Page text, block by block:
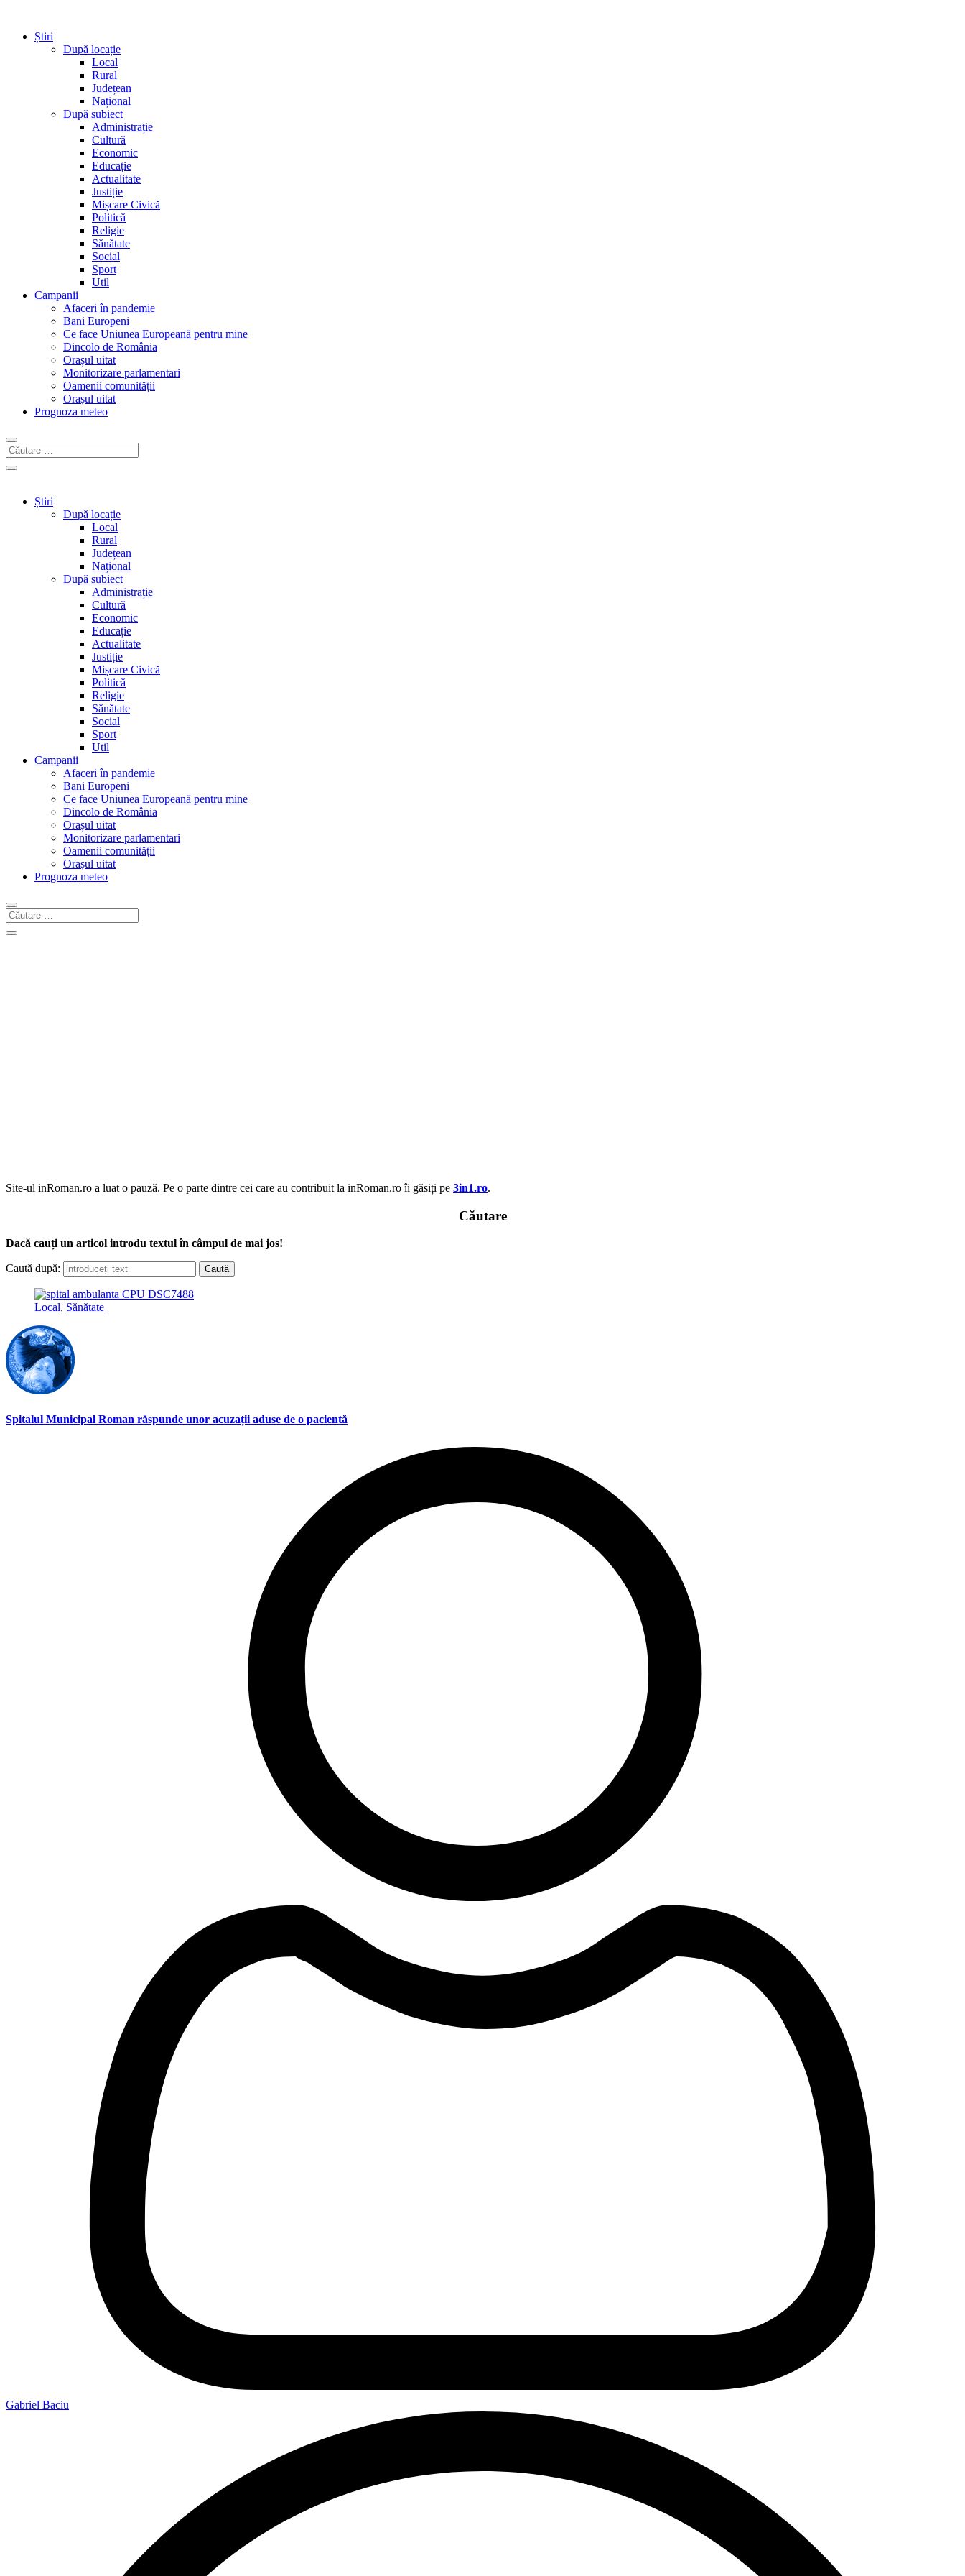
Știri
După locație
Local
Rural
Județean
Național
După subiect
Administrație
Cultură
Economic
Educație
Actualitate
Justiție
Mișcare Civică
Politică
Religie
Sănătate
Social
Sport
Util
Campanii
Afaceri în pandemie
Bani Europeni
Ce face Uniunea Europeană pentru mine
Dincolo de România
Orașul uitat
Monitorizare parlamentari
Oamenii comunității
Orașul uitat
Prognoza meteo
Știri
După locație
Local
Rural
Județean
Național
După subiect
Administrație
Cultură
Economic
Educație
Actualitate
Justiție
Mișcare Civică
Politică
Religie
Sănătate
Social
Sport
Util
Campanii
Afaceri în pandemie
Bani Europeni
Ce face Uniunea Europeană pentru mine
Dincolo de România
Orașul uitat
Monitorizare parlamentari
Oamenii comunității
Orașul uitat
Prognoza meteo
Site-ul inRoman.ro a luat o pauză. Pe o parte dintre cei care au contribuit la inRoman.ro îi găsiți pe 3in1.ro.
Căutare
Dacă cauți un articol introdu textul în câmpul de mai jos!
Caută după:
Local, Sănătate
Spitalul Municipal Roman răspunde unor acuzații aduse de o pacientă
Gabriel Baciu